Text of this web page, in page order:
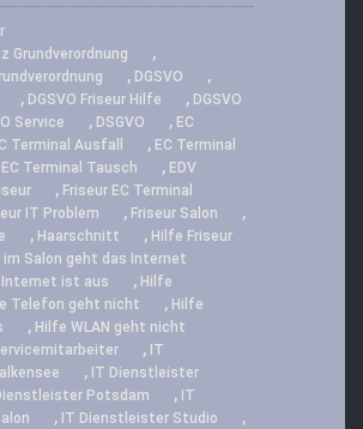
Grundverordnung
,
, DGSVO ,
, DGSVO Friseur Hilfe , DGSVO
Service , DSGVO , EC
Terminal Ausfall , EC Terminal
EC Terminal Tausch , EDV
, Friseur EC Terminal
IT Problem , Friseur Salon ,
, Haarschnitt , Hilfe Friseur
im Salon geht das Internet
Internet ist aus , Hilfe
Telefon geht nicht , Hilfe
, Hilfe WLAN geht nicht
, IT
, IT Dienstleister
Potsdam , IT
, IT Dienstleister Studio ,